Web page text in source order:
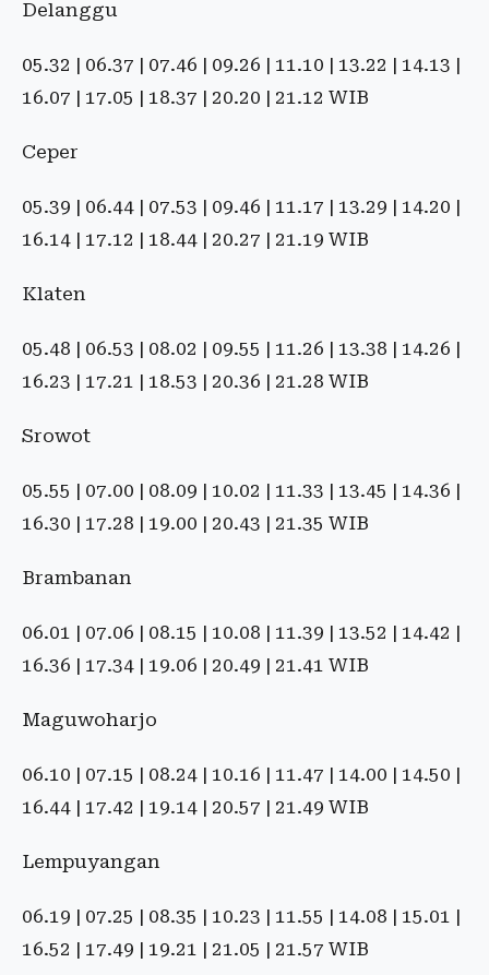
Delanggu
05.32 | 06.37 | 07.46 | 09.26 | 11.10 | 13.22 | 14.13 |
16.07 | 17.05 | 18.37 | 20.20 | 21.12 WIB
Ceper
05.39 | 06.44 | 07.53 | 09.46 | 11.17 | 13.29 | 14.20 |
16.14 | 17.12 | 18.44 | 20.27 | 21.19 WIB
Klaten
05.48 | 06.53 | 08.02 | 09.55 | 11.26 | 13.38 | 14.26 |
16.23 | 17.21 | 18.53 | 20.36 | 21.28 WIB
Srowot
05.55 | 07.00 | 08.09 | 10.02 | 11.33 | 13.45 | 14.36 |
16.30 | 17.28 | 19.00 | 20.43 | 21.35 WIB
Brambanan
06.01 | 07.06 | 08.15 | 10.08 | 11.39 | 13.52 | 14.42 |
16.36 | 17.34 | 19.06 | 20.49 | 21.41 WIB
Maguwoharjo
06.10 | 07.15 | 08.24 | 10.16 | 11.47 | 14.00 | 14.50 |
16.44 | 17.42 | 19.14 | 20.57 | 21.49 WIB
Lempuyangan
06.19 | 07.25 | 08.35 | 10.23 | 11.55 | 14.08 | 15.01 |
16.52 | 17.49 | 19.21 | 21.05 | 21.57 WIB